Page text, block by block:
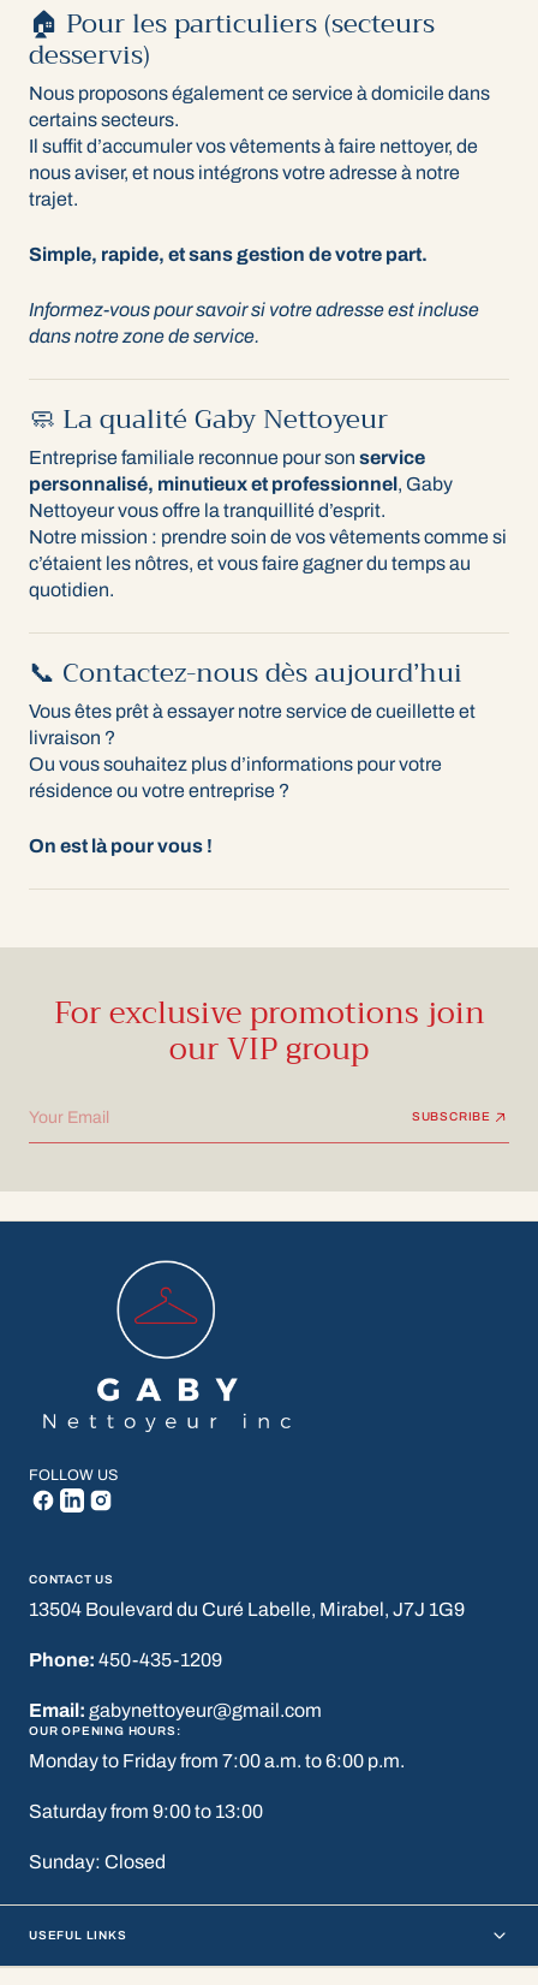
🏠 Pour les particuliers (secteurs
desservis)
Nous proposons également ce service à domicile dans
certains secteurs.
Il suffit d’accumuler vos vêtements à faire nettoyer, de
nous aviser, et nous intégrons votre adresse à notre
trajet.
Simple, rapide, et sans gestion de votre part.
Informez-vous pour savoir si votre adresse est incluse
dans notre zone de service.
🧼 La qualité Gaby Nettoyeur
Entreprise familiale reconnue pour son service
personnalisé, minutieux et professionnel, Gaby
Nettoyeur vous offre la tranquillité d’esprit.
Notre mission : prendre soin de vos vêtements comme si
c’étaient les nôtres, et vous faire gagner du temps au
quotidien.
📞 Contactez-nous dès aujourd’hui
Vous êtes prêt à essayer notre service de cueillette et
livraison ?
Ou vous souhaitez plus d’informations pour votre
résidence ou votre entreprise ?
On est là pour vous !
For exclusive promotions join
our VIP group
Your Email SUBSCRIBE
FOLLOW US
CONTACT US
13504 Boulevard du Curé Labelle, Mirabel, J7J 1G9
Phone: 450-435-1209
Email: gabynettoyeur@gmail.com
OUR OPENING HOURS:
Monday to Friday from 7:00 a.m. to 6:00 p.m.
Saturday from 9:00 to 13:00
Sunday: Closed
USEFUL LINKS